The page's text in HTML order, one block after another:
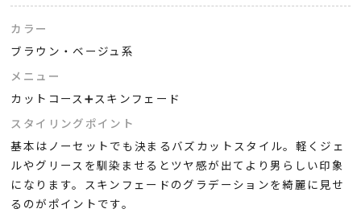
カラー
ブラウン・ベージュ系
メニュー
カットコース➕スキンフェード
スタイリングポイント
基本はノーセットでも決まるバズカットスタイル。軽くジェ
ルやグリースを馴染ませるとツヤ感が出てより男らしい印象
になります。スキンフェードのグラデーションを綺麗に見せ
るのがポイントです。